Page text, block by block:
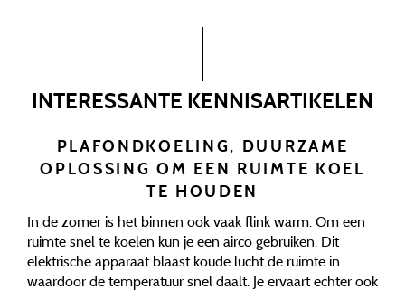
INTERESSANTE KENNISARTIKELEN
PLAFONDKOELING, DUURZAME
OPLOSSING OM EEN RUIMTE KOEL
TE HOUDEN
In de zomer is het binnen ook vaak flink warm. Om een
ruimte snel te koelen kun je een airco gebruiken. Dit
elektrische apparaat blaast koude lucht de ruimte in
waardoor de temperatuur snel daalt. Je ervaart echter ook